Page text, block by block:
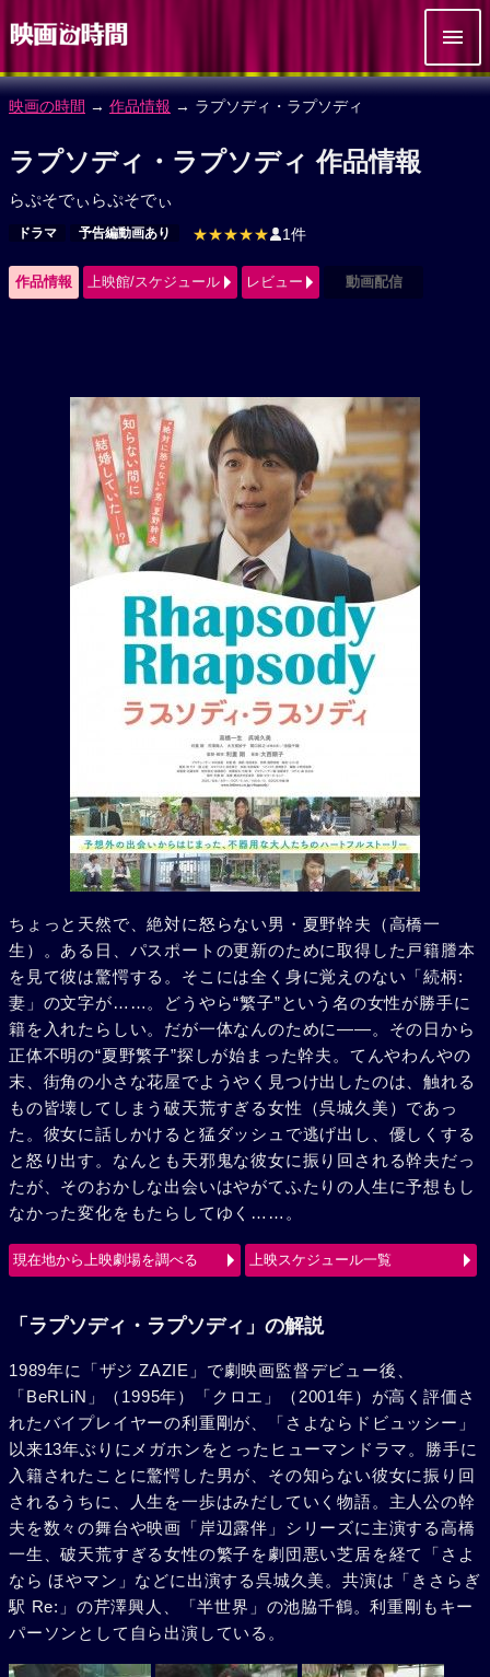
映画の時間 → 作品情報 → ラプソディ・ラプソディ
ラプソディ・ラプソディ 作品情報
らぷそでぃらぷそでぃ
ドラマ 予告編動画あり ★★★★★ 1件
作品情報 上映館/スケジュール レビュー 動画配信
ちょっと天然で、絶対に怒らない男・夏野幹夫（高橋一
生）。ある日、パスポートの更新のために取得した戸籍謄本
を見て彼は驚愕する。そこには全く身に覚えのない「続柄:
妻」の文字が……。どうやら“繁子”という名の女性が勝手に
籍を入れたらしい。だが一体なんのために――。その日から
正体不明の“夏野繁子”探しが始まった幹夫。てんやわんやの
末、街角の小さな花屋でようやく見つけ出したのは、触れる
もの皆壊してしまう破天荒すぎる女性（呉城久美）であっ
た。彼女に話しかけると猛ダッシュで逃げ出し、優しくする
と怒り出す。なんとも天邪鬼な彼女に振り回される幹夫だっ
たが、そのおかしな出会いはやがてふたりの人生に予想もし
なかった変化をもたらしてゆく……。
現在地から上映劇場を調べる 上映スケジュール一覧
「ラプソディ・ラプソディ」の解説
1989年に「ザジ ZAZIE」で劇映画監督デビュー後、
「BeRLiN」（1995年）「クロエ」（2001年）が高く評価さ
れたバイプレイヤーの利重剛が、「さよならドビュッシー」
以来13年ぶりにメガホンをとったヒューマンドラマ。勝手に
入籍されたことに驚愕した男が、その知らない彼女に振り回
されるうちに、人生を一歩はみだしていく物語。主人公の幹
夫を数々の舞台や映画「岸辺露伴」シリーズに主演する高橋
一生、破天荒すぎる女性の繁子を劇団悪い芝居を経て「さよ
なら ほやマン」などに出演する呉城久美。共演は「きさらぎ
駅 Re:」の芹澤興人、「半世界」の池脇千鶴。利重剛もキー
パーソンとして自ら出演している。